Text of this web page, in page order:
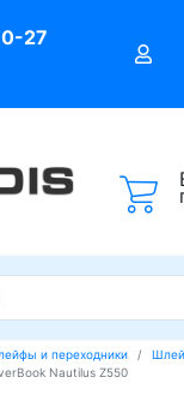
27
и переходники
Nautilus Z550